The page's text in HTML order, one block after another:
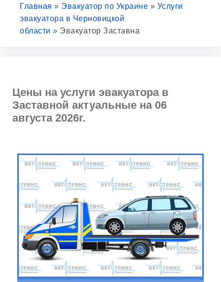
Главная » Эвакуатор по Украине » Услуги
эвакуатора в Черновицкой
области » Эвакуатор Заставна
Цены на услуги эвакуатора в
Заставной актуальные на 06
августа 2026г.